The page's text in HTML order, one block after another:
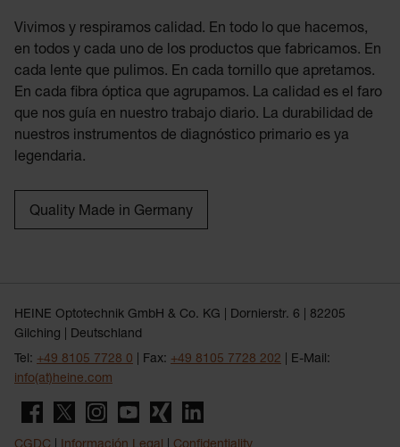
Vivimos y respiramos calidad. En todo lo que hacemos,
en todos y cada uno de los productos que fabricamos. En
cada lente que pulimos. En cada tornillo que apretamos.
En cada fibra óptica que agrupamos. La calidad es el faro
que nos guía en nuestro trabajo diario. La durabilidad de
nuestros instrumentos de diagnóstico primario es ya
legendaria.
Quality Made in Germany
HEINE Optotechnik GmbH & Co. KG | Dornierstr. 6 | 82205
Gilching | Deutschland
Tel: +49 8105 7728 0 | Fax: +49 8105 7728 202 | E-Mail:
info(at)heine.com